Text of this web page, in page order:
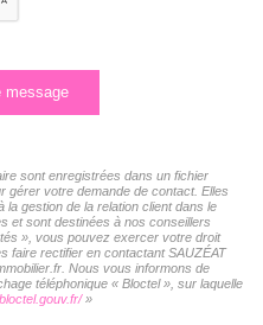
message
sont enregistrées dans un fichier
gérer votre demande de contact. Elles
gestion de la relation client dans le
et sont destinées à nos conseillers
», vous pouvez exercer votre droit
faire rectifier en contactant SAUZÉAT
Nous vous informons de
téléphonique « Bloctel », sur laquelle
»